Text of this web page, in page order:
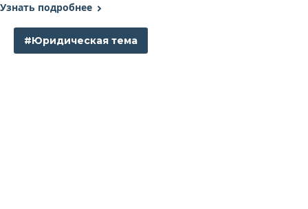
Узнать подробнее
#Юридическая тема